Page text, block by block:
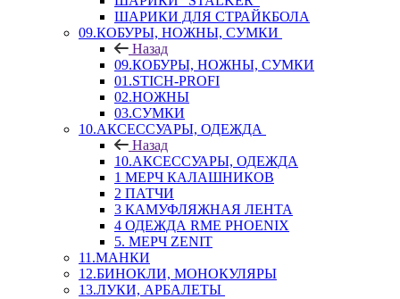
ШАРИКИ ДЛЯ СТРАЙКБОЛА
09.КОБУРЫ, НОЖНЫ, СУМКИ
Назад
09.КОБУРЫ, НОЖНЫ, СУМКИ
01.STICH-PROFI
02.НОЖНЫ
03.СУМКИ
10.АКСЕССУАРЫ, ОДЕЖДА
Назад
10.АКСЕССУАРЫ, ОДЕЖДА
1 МЕРЧ КАЛАШНИКОВ
2 ПАТЧИ
3 КАМУФЛЯЖНАЯ ЛЕНТА
4 ОДЕЖДА RME PHOENIX
5. МЕРЧ ZENIT
11.МАНКИ
12.БИНОКЛИ, МОНОКУЛЯРЫ
13.ЛУКИ, АРБАЛЕТЫ